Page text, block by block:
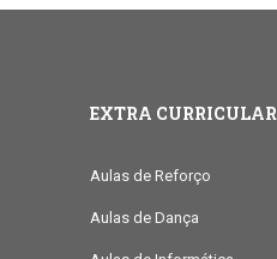
EXTRA CURRICULAR
Aulas de Reforço
Aulas de Dança